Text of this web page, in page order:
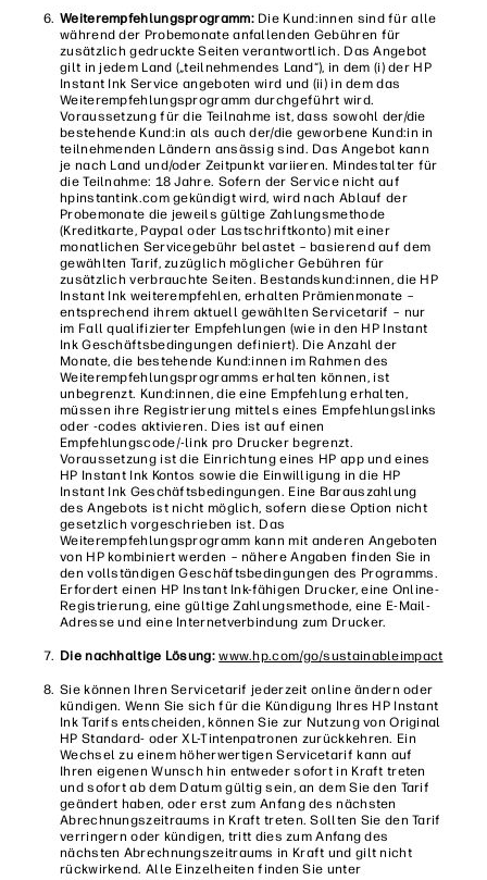
Weiterempfehlungsprogramm:Die Kund:innen sind für alle
während der Probemonate anfallenden Gebühren für
zusätzlich gedruckte Seiten verantwortlich. Das Angebot
gilt in jedem Land („teilnehmendes Land“), in dem (i) der HP
Instant Ink Service angeboten wird und (ii) in dem das
Weiterempfehlungsprogramm durchgeführt wird.
Voraussetzung für die Teilnahme ist, dass sowohl der/die
bestehende Kund:in als auch der/die geworbene Kund:in in
teilnehmenden Ländern ansässig sind. Das Angebot kann
je nach Land und/oder Zeitpunkt variieren. Mindestalter für
die Teilnahme: 18 Jahre. Sofern der Service nicht auf
hpinstantink.com gekündigt wird, wird nach Ablauf der
Probemonate die jeweils gültige Zahlungsmethode
(Kreditkarte, Paypal oder Lastschriftkonto) mit einer
monatlichen Servicegebühr belastet – basierend auf dem
gewählten Tarif, zuzüglich möglicher Gebühren für
zusätzlich verbrauchte Seiten. Bestandskund:innen, die HP
Instant Ink weiterempfehlen, erhalten Prämienmonate –
entsprechend ihrem aktuell gewählten Servicetarif – nur
im Fall qualifizierter Empfehlungen (wie in den HP Instant
Ink Geschäftsbedingungen definiert). Die Anzahl der
Monate, die bestehende Kund:innen im Rahmen des
Weiterempfehlungsprogramms erhalten können, ist
unbegrenzt. Kund:innen, die eine Empfehlung erhalten,
müssen ihre Registrierung mittels eines Empfehlungslinks
oder -codes aktivieren. Dies ist auf einen
Empfehlungscode/-link pro Drucker begrenzt.
Voraussetzung ist die Einrichtung eines HP app und eines
HP Instant Ink Kontos sowie die Einwilligung in die HP
Instant Ink Geschäftsbedingungen. Eine Barauszahlung
des Angebots ist nicht möglich, sofern diese Option nicht
gesetzlich vorgeschrieben ist. Das
Weiterempfehlungsprogramm kann mit anderen Angeboten
von HP kombiniert werden – nähere Angaben finden Sie in
den vollständigen Geschäftsbedingungen des Programms.
Erfordert einen HP Instant Ink-fähigen Drucker, eine Online-
Registrierung, eine gültige Zahlungsmethode, eine E-Mail-
Adresse und eine Internetverbindung zum Drucker.
Die nachhaltige Lösung: www.hp.com/go/sustainableimpact
Sie können Ihren Servicetarif jederzeit online ändern oder
kündigen. Wenn Sie sich für die Kündigung Ihres HP Instant
Ink Tarifs entscheiden, können Sie zur Nutzung von Original
HP Standard- oder XL-Tintenpatronen zurückkehren. Ein
Wechsel zu einem höherwertigen Servicetarif kann auf
Ihren eigenen Wunsch hin entweder sofort in Kraft treten
und sofort ab dem Datum gültig sein, an dem Sie den Tarif
geändert haben, oder erst zum Anfang des nächsten
Abrechnungszeitraums in Kraft treten. Sollten Sie den Tarif
verringern oder kündigen, tritt dies zum Anfang des
nächsten Abrechnungszeitraums in Kraft und gilt nicht
rückwirkend. Alle Einzelheiten finden Sie unter